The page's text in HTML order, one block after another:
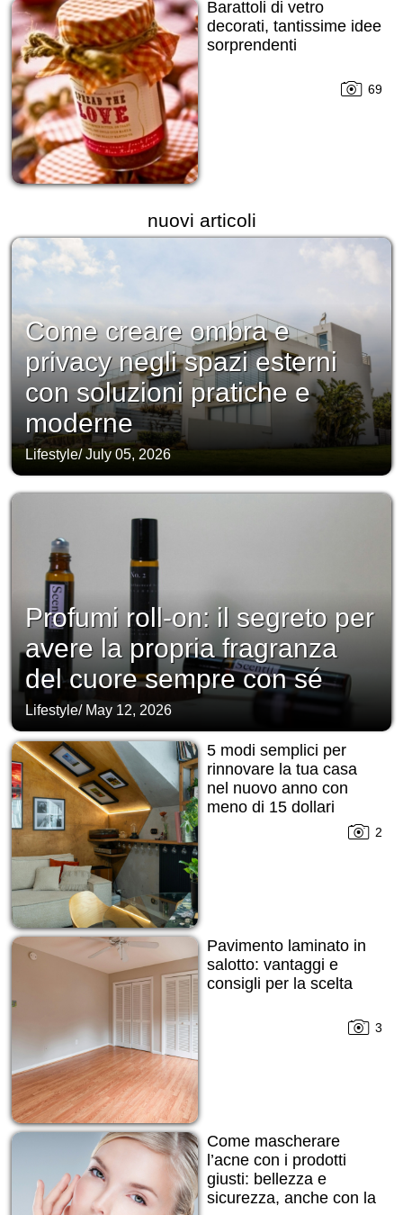
Barattoli di vetro
decorati, tantissime idee
sorprendenti
69
nuovi articoli
Come creare ombra e
privacy negli spazi esterni
con soluzioni pratiche e
moderne
Lifestyle/July 05, 2026
Profumi roll-on: il segreto per
avere la propria fragranza
del cuore sempre con sé
Lifestyle/ May 12, 2026
5 modi semplici per
rinnovare la tua casa
nel nuovo anno con
meno di 15 dollari
2
Pavimento laminato in
salotto: vantaggi e
consigli per la scelta
3
Come mascherare
l’acne con i prodotti
giusti: bellezza e
sicurezza, anche con la